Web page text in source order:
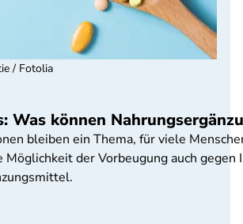
Was können
bleiben ein Thema, für viele
Möglichkeit der Vorbeugung auch
/ Fotolia